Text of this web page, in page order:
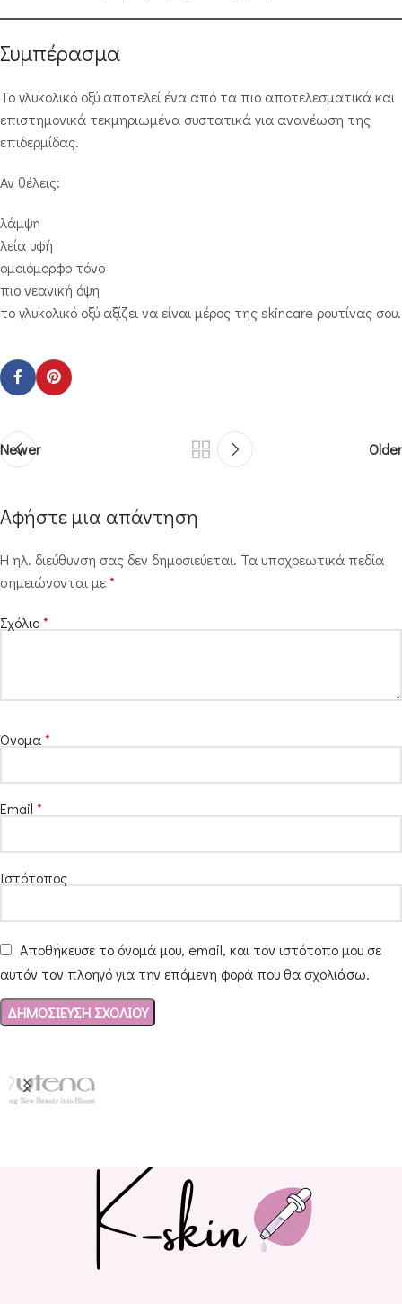
Συμπέρασμα
Το γλυκολικό οξύ αποτελεί ένα από τα πιο αποτελεσματικά και
επιστημονικά τεκμηριωμένα συστατικά για ανανέωση της
επιδερμίδας.
Αν θέλεις:
λάμψη
λεία υφή
ομοιόμορφο τόνο
πιο νεανική όψη
το γλυκολικό οξύ αξίζει να είναι μέρος της skincare ρουτίνας σου.
Newer Older
Αφήστε μια απάντηση
Η ηλ. διεύθυνση σας δεν δημοσιεύεται. Τα υποχρεωτικά πεδία
σημειώνονται με*
Σχόλιο*
Όνομα*
Email *
Ιστότοπος
Αποθήκευσε το όνομά μου, email, και τον ιστότοπο μου σε
αυτόν τον πλοηγό για την επόμενη φορά που θα σχολιάσω.